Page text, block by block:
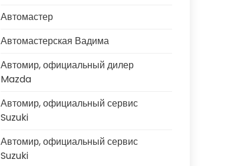
Автомастер
Автомастерская Вадима
Автомир, официальный дилер
Mazda
Автомир, официальный сервис
Suzuki
Автомир, официальный сервис
Suzuki